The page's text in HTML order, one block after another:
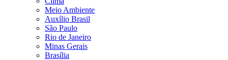
Meio Ambiente
Auxílio Brasil
São Paulo
Rio de Janeiro
Minas Gerais
Brasília